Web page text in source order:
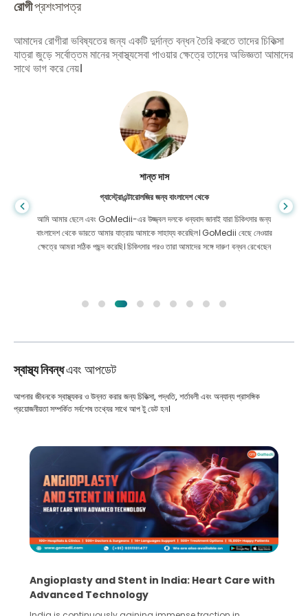
রোগীপ্রশংসাপত্র
আমাদের রোগীরা ভবিষ্যতের জন্য একটি দুর্দান্ত বন্ধন তৈরি করতে তাদের চিকিত্সা
যাত্রা জুড়ে সর্বোত্তম মানের স্বাস্থ্যসেবা পাওয়ার ক্ষেত্রে তাদের অভিজ্ঞতা আমাদের
সাথে ভাগ করে নেয়।
শান্ত দাস
গ্যাস্ট্রোএন্টারোলজির জন্য বাংলাদেশ থেকে
আমি আমার ছেলে এবং GoMedii-এর উজ্জ্বল দলকে ধন্যবাদ জানাই যারা চিকিৎসার জন্য
বাংলাদেশ থেকে ভারতে আমার যাত্রায় আমাকে সাহায্য করেছিল। GoMedii বেছে নেওয়ার
ক্ষেত্রে আমরা সঠিক পছন্দ করেছি। চিকিৎসার পরও তারা আমাদের সঙ্গে দারুণ বন্ধন রেখেছেন
স্বাস্থ্য নিবন্ধএবং আপডেট
আপনার জীবনকে স্বাস্থ্যকর ও উন্নত করার জন্য চিকিত্সা, পদ্ধতি, শর্তাবলী এবং অন্যান্য প্রাসঙ্গিক
প্রয়োজনীয়তা সম্পর্কিত সর্বশেষ তথ্যের সাথে আপ টু ডেট হন।
Angioplasty and Stent in India: Heart Care with
Advanced Technology